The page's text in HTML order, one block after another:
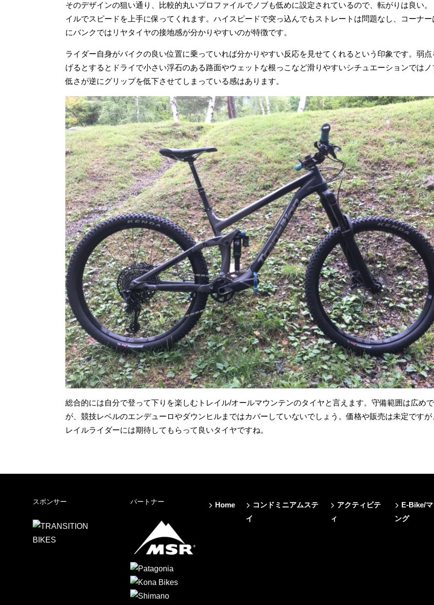
そのデザインの狙い通り、比較的丸いプロファイルでノブも低めに設定されているので、転がりは良い。
イルでスピードを上手に保ってくれます。ハイスピードで突っ込んでもストレートは問題なし、コーナー
にバンクではリヤタイヤの接地感が分かりやすいのが特徴です。
ライダー自身がバイクの良い位置に乗っていれば分かりやすい反応を見せてくれるという印象です。弱点
げるとするとドライで小さい浮石のある路面やウェットな根っこなど滑りやすいシチュエーションではノ
低さが逆にグリップを低下させてしまっている感はあります。
総合的には自分で登って下りを楽しむトレイル/オールマウンテンのタイヤと言えます。守備範囲は広め
が、競技レベルのエンデューロやダウンヒルまではカバーしていないでしょう。価格や販売は未定ですが
レイルライダーには期待してもらって良いタイヤですね。
スポンサー パートナー Home
コンドミニアムステ
イ
アクティビテ
ィ
E-Bike/
ング